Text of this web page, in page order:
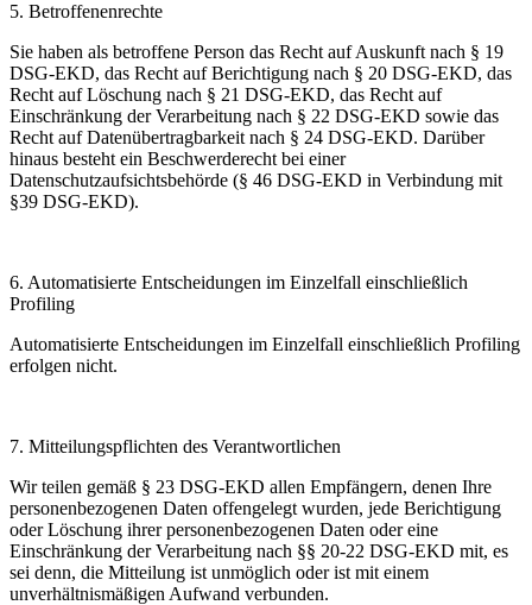
5. Betroffenenrechte
Sie haben als betroffene Person das Recht auf Auskunft nach § 19
DSG-EKD, das Recht auf Berichtigung nach § 20 DSG-EKD, das
Recht auf Löschung nach § 21 DSG-EKD, das Recht auf
Einschränkung der Verarbeitung nach § 22 DSG-EKD sowie das
Recht auf Datenübertragbarkeit nach § 24 DSG-EKD. Darüber
hinaus besteht ein Beschwerderecht bei einer
Datenschutzaufsichtsbehörde (§ 46 DSG-EKD in Verbindung mit
§39 DSG-EKD).
6. Automatisierte Entscheidungen im Einzelfall einschließlich
Profiling
Automatisierte Entscheidungen im Einzelfall einschließlich Profiling
erfolgen nicht.
7. Mitteilungspflichten des Verantwortlichen
Wir teilen gemäß § 23 DSG-EKD allen Empfängern, denen Ihre
personenbezogenen Daten offengelegt wurden, jede Berichtigung
oder Löschung ihrer personenbezogenen Daten oder eine
Einschränkung der Verarbeitung nach §§ 20-22 DSG-EKD mit, es
sei denn, die Mitteilung ist unmöglich oder ist mit einem
unverhältnismäßigen Aufwand verbunden.